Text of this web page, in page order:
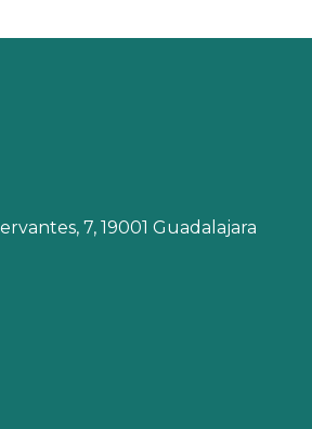
7, 19001 Guadalajara